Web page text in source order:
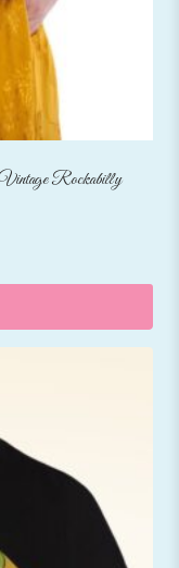
Rockabilly